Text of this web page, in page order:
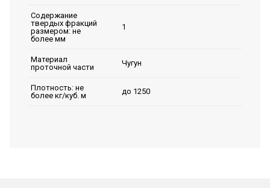
Содержание
твердых фракций
размером: не
более мм
1
Материал
проточной части
Чугун
Плотность: не
более кг/куб. м
до 1250